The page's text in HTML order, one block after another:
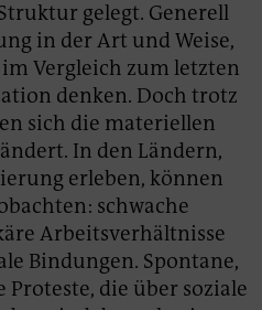
gelegt. Generell
in der Art und Weise,
Vergleich zum letzten
denken. Doch trotz
sich die materiellen
In den Ländern,
erleben, können
schwache
Arbeitsverhältnisse
Bindungen. Spontane,
die über soziale